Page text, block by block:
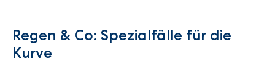
Regen & Co: Spezialfälle für die
Kurve